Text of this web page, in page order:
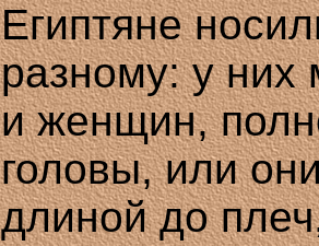
Египтяне
разному: у них
и женщин,
головы, или
длиной до